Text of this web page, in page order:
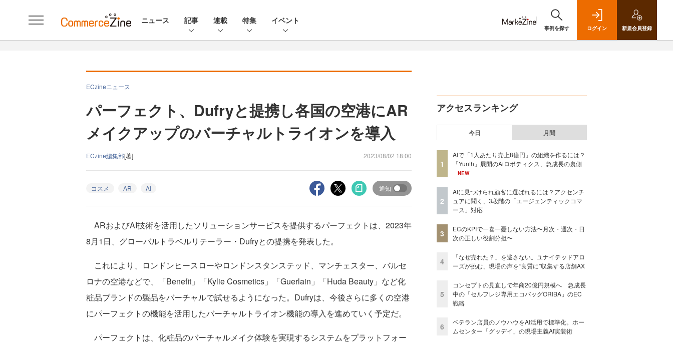
ニュース 記事 連載 特集 イベント
事例を探す ログイン 新規会員登録
ECzineニュース
パーフェクト、Dufryと提携し各国の空港にAR
メイクアップのバーチャルトライオンを導入
ECzine編集部[著] 2023/08/02 18:00
コスメ AR AI 通知
ARおよびAI技術を活用したソリューションサービスを提供するパーフェクトは、2023年
8月1日、グローバルトラベルリテーラー・Dufryとの提携を発表した。
これにより、ロンドンヒースローやロンドンスタンステッド、マンチェスター、バルセ
ロナの空港などで、「Benefit」「Kylie Cosmetics」「Guerlain」「Huda Beauty」など化
粧品ブランドの製品をバーチャルで試せるようになった。Dufryは、今後さらに多くの空港
にパーフェクトの機能を活用したバーチャルトライオン機能の導入を進めていく予定だ。
パーフェクトは、化粧品のバーチャルメイク体験を実現するシステムをプラットフォー
アクセスランキング
今日 月間
1
AIで「1人あたり売上8億円」の組織を作るには？
「Yunth」展開のAiロボティクス、急成長の裏側
NEW
2
AIに見つけられ顧客に選ばれるには？アクセンチ
ュアに聞く、3段階の「エージェンティックコマ
ース」対応
3
ECのKPIで一喜一憂しない方法〜月次・週次・日
次の正しい役割分担〜
4
「なぜ売れた？」を逃さない。ユナイテッドアロ
ーズが挑む、現場の声を“良質に”収集する店舗AX
5
コンセプトの見直しで年商20億円規模へ 急成長
中の「セルフレジ専用エコバッグORIBA」のEC
戦略
6
ベテラン店員のノウハウをAI活用で標準化。ホー
ムセンター「グッデイ」の現場主義AI実装術